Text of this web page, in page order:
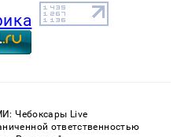
Чебоксары Live
ответственностью